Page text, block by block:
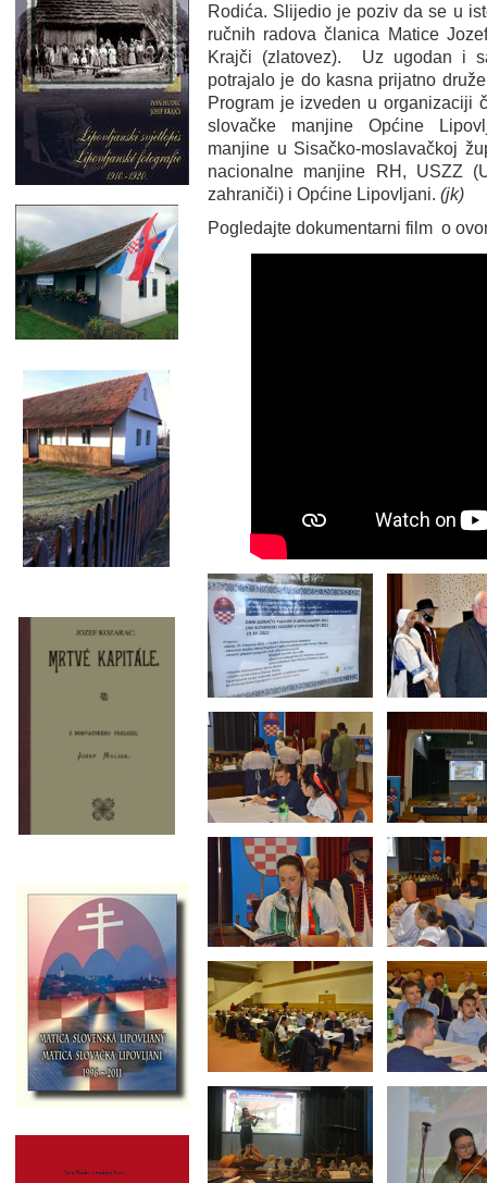
Rodića. Slijedio je poziv da se u
ručnih radova članica Matice
Krajči (zlatovez). Uz ugodan i
potrajalo je do kasna prijatno
Program je izveden u organizaciji
slovačke manjine Općine
manjine u Sisačko-moslavačkoj
nacionalne manjine RH, USZZ
zahraniči) i Općine Lipovljani. (jk)
Pogledajte dokumentarni film o